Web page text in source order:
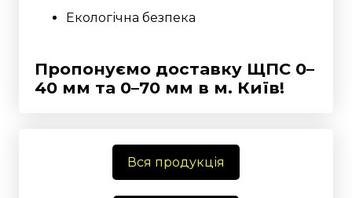
Екологічна безпека
Пропонуємо доставку ЩПС 0–
40 мм та 0–70 мм в м. Київ!
Вся продукція